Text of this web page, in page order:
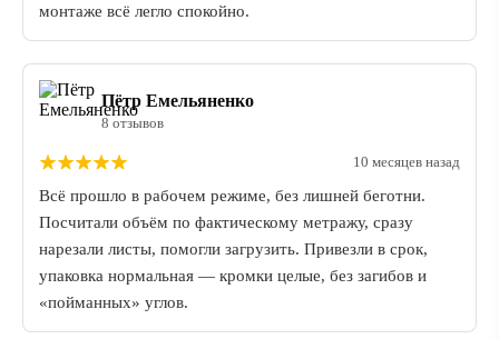
монтаже всё легло спокойно.
Пётр Емельяненко
8 отзывов
10 месяцев назад
Всё прошло в рабочем режиме, без лишней беготни.
Посчитали объём по фактическому метражу, сразу
нарезали листы, помогли загрузить. Привезли в срок,
упаковка нормальная — кромки целые, без загибов и
«пойманных» углов.